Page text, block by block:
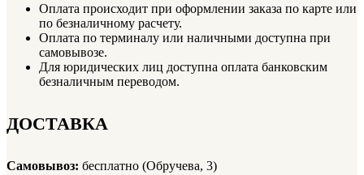
Оплата происходит при оформлении заказа по карте или
по безналичному расчету.
Оплата по терминалу или наличными доступна при
самовывозе.
Для юридических лиц доступна оплата банковским
безналичным переводом.
ДОСТАВКА
Самовывоз: бесплатно (Обручева, 3)